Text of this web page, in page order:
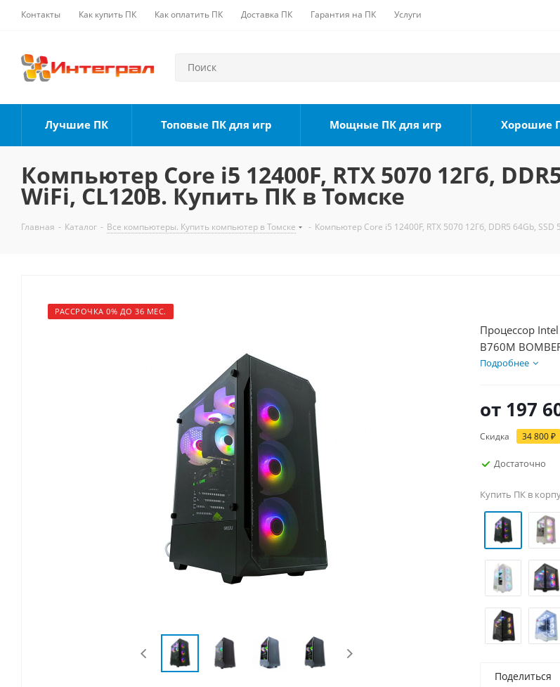
Контакты Как купить ПК Как оплатить ПК Доставка ПК Гарантия на ПК Услуги
Лучшие ПК Топовые ПК для игр Мощные ПК для игр Хорошие
Компьютер Core i5 12400F, RTX 5070 12Гб,
WiFi, CL120B. Купить ПК в Томске
Главная - Каталог - Все компьютеры. Купить компьютер в Томске - Компьютер Core i5 12400F, RTX 5070 12Гб, DDR5 64Gb, SSD
РАССРОЧКА 0% ДО 36 МЕС.
Процессор
B760M
SSD 500Гб, БП
Подробнее
от 197
Скидка 34 800 ₽
Достаточно
Купить ПК в
Поделиться